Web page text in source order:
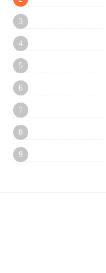
3
4
5
6
7
8
9